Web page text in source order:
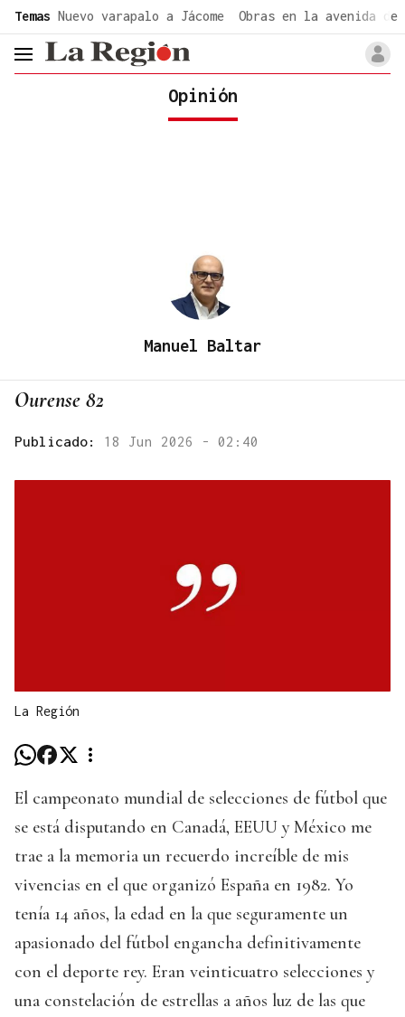
Temas Nuevo varapalo a Jácome Obras en la avenida de
header.menu.open
Opinión
Manuel Baltar
Ourense 82
Publicado: 18 Jun 2026 - 02:40
La Región
El campeonato mundial de selecciones de fútbol que
se está disputando en Canadá, EEUU y México me
trae a la memoria un recuerdo increíble de mis
vivencias en el que organizó España en 1982. Yo
tenía 14 años, la edad en la que seguramente un
apasionado del fútbol engancha definitivamente
con el deporte rey. Eran veinticuatro selecciones y
una constelación de estrellas a años luz de las que